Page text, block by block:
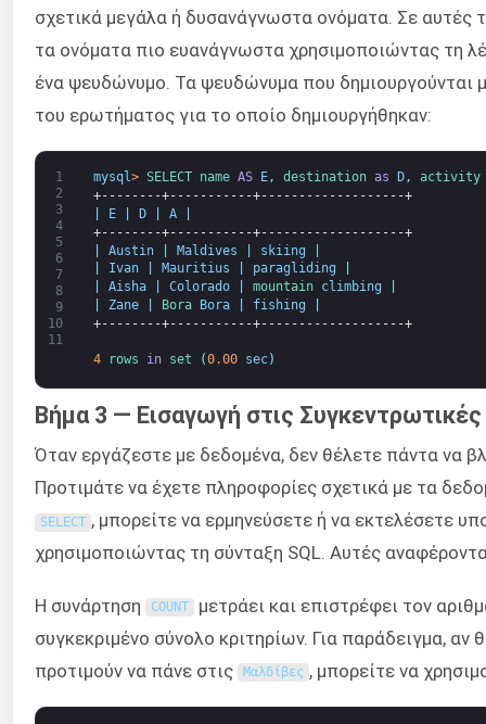
σχετικά μεγάλα ή δυσανάγνωστα ονόματα. Σε αυτές
τα ονόματα πιο ευανάγνωστα χρησιμοποιώντας τη
ένα ψευδώνυμο. Τα ψευδώνυμα που δημιουργούνται
του ερωτήματος για το οποίο δημιουργήθηκαν:
1
2
3
4
5
6
7
8
9
10
11
mysql> SELECT name AS E, destination as D,
+--------+-----------+-------------------+
E D A
+--------+-----------+-------------------+
Austin Maldives skiing
Ivan Mauritius paragliding
Aisha Colorado mountain climbing
Zane Bora Bora fishing
+--------+-----------+-------------------+
4 rows in set (0.00 sec)
Βήμα 3 — Εισαγωγή στις
Όταν εργάζεστε με δεδομένα, δεν θέλετε πάντα να
Προτιμάτε να έχετε πληροφορίες σχετικά με τα
SELECT , μπορείτε να ερμηνεύσετε ή να εκτελέσετε
χρησιμοποιώντας τη σύνταξη SQL. Αυτές
Η συνάρτηση COUNT μετράει και επιστρέφει τον
συγκεκριμένο σύνολο κριτηρίων. Για παράδειγμα, αν
προτιμούν να πάνε στις
Μαλδίβες , μπορείτε να